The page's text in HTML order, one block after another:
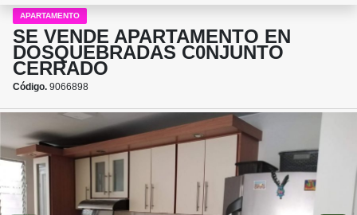
APARTAMENTO
SE VENDE APARTAMENTO EN
DOSQUEBRADAS C0NJUNTO
CERRADO
Código. 9066898